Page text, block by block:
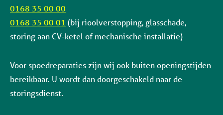
0168 35 00 00
0168 35 00 01 (bij rioolverstopping, glasschade,
storing aan CV-ketel of mechanische installatie)
Voor spoedreparaties zijn wij ook buiten openingstijden
bereikbaar. U wordt dan doorgeschakeld naar de
storingsdienst.